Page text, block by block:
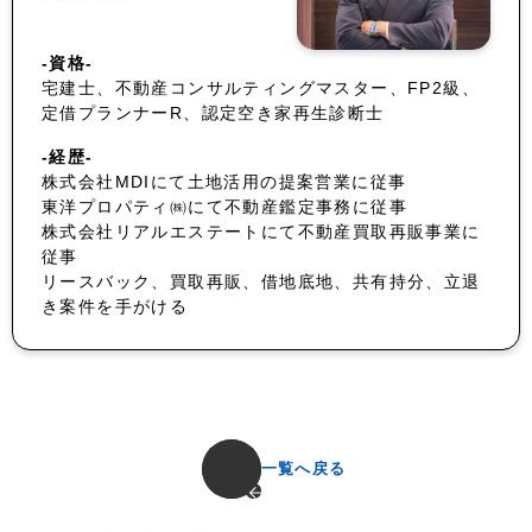
-資格-
宅建士、不動産コンサルティングマスター、FP2級、
定借プランナーR、認定空き家再生診断士
-経歴-
株式会社MDIにて土地活用の提案営業に従事
東洋プロパティ㈱にて不動産鑑定事務に従事
株式会社リアルエステートにて不動産買取再販事業に
従事
リースバック、買取再販、借地底地、共有持分、立退
き案件を手がける
一覧へ戻る